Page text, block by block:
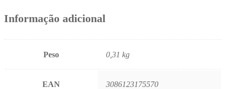
Informação adicional
Peso 0,31 kg
EAN 3086123175570